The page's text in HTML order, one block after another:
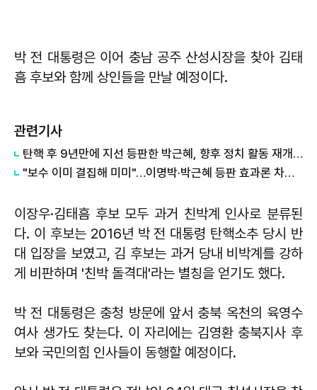
박 전 대통령은 이어 충남 공주 산성시장을 찾아 김태
흠 후보와 함께 상인들을 만날 예정이다.
관련기사
탄핵 후 9년만에 지선 등판한 박근혜, 향후 정치 활동 재개하나
"보수 이미 결집해 미미"…이명박·박근혜 등판 효과론 차단 나선 與
이장우·김태흠 후보 모두 과거 친박계 인사로 분류된
다. 이 후보는 2016년 박 전 대통령 탄핵소추 당시 반
대 입장을 보였고, 김 후보는 과거 당내 비박계를 강하
게 비판하며 '친박 돌격대'라는 별칭을 얻기도 했다.
박 전 대통령은 충청 방문에 앞서 충북 옥천의 육영수
여사 생가도 찾는다. 이 자리에는 김영환 충북지사 후
보와 국민의힘 인사들이 동행할 예정이다.